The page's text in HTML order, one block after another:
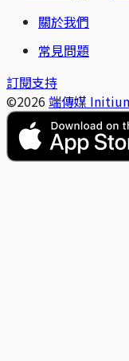
關於我們
常見問題
訂閱支持
©2026 端傳媒